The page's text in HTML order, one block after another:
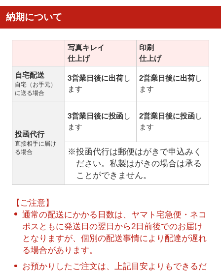
納期について
写真キレイ
仕上げ
印刷
仕上げ
自宅配送
自宅（お手元）
に送る場合
3営業日後に出荷し
ます
2営業日後に出荷し
ます
投函代行
直接相手に届け
る場合
3営業日後に投函し
ます
2営業日後に投函し
ます
※投函代行は郵便はがきで申込みく
ださい。私製はがきの場合は承る
ことができません。
【ご注意】
通常の配送にかかる日数は、ヤマト宅急便・ネコ
ポスともに発送日の翌日から2日前後でのお届け
となりますが、個別の配送事情により配達が遅れ
る場合があります。
お預かりしたご注文は、上記目安よりもできるだ